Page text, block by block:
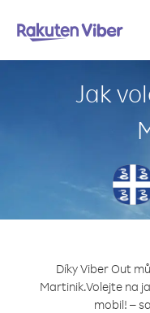
Jak
Díky Viber Out
Martinik.Volejte na
mobil! –